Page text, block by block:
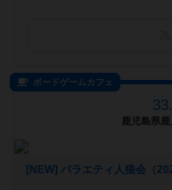
ボードゲームカフェ
鹿児島県
[NEW] バラエティ人狼会（